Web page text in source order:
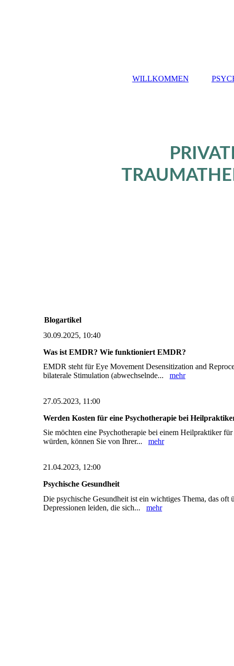
WILLKOMMEN
Blogartikel
30.09.2025, 10:40
Was ist EMDR? Wie funktioniert EMDR?
EMDR steht für Eye Movement Desensitization and
bilaterale Stimulation (abwechselnde... mehr
27.05.2023, 11:00
Werden Kosten für eine Psychotherapie bei
Sie möchten eine Psychotherapie bei einem Heilpraktiker
würden, können Sie von Ihrer... mehr
21.04.2023, 12:00
Psychische Gesundheit
Die psychische Gesundheit ist ein wichtiges Thema, das oft
Depressionen leiden, die sich... mehr